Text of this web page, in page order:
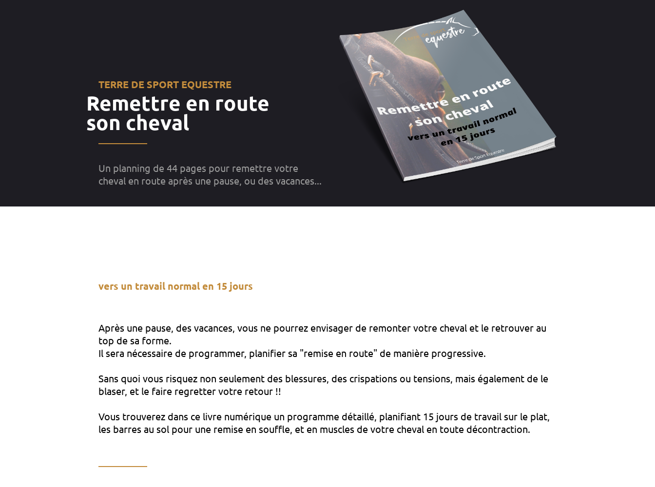
TERRE DE SPORT EQUESTRE
Remettre en route
son cheval
Un planning de 44 pages pour remettre votre
cheval en route après une pause, ou des vacances...
vers un travail normal en 15 jours
Après une pause, des vacances, vous ne pourrez envisager de remonter votre cheval et le retrouver au
top de sa forme.
Il sera nécessaire de programmer, planifier sa "remise en route" de manière progressive.
Sans quoi vous risquez non seulement des blessures, des crispations ou tensions, mais également de le
blaser, et le faire regretter votre retour !!
Vous trouverez dans ce livre numérique un programme détaillé, planifiant 15 jours de travail sur le plat,
les barres au sol pour une remise en souffle, et en muscles de votre cheval en toute décontraction.